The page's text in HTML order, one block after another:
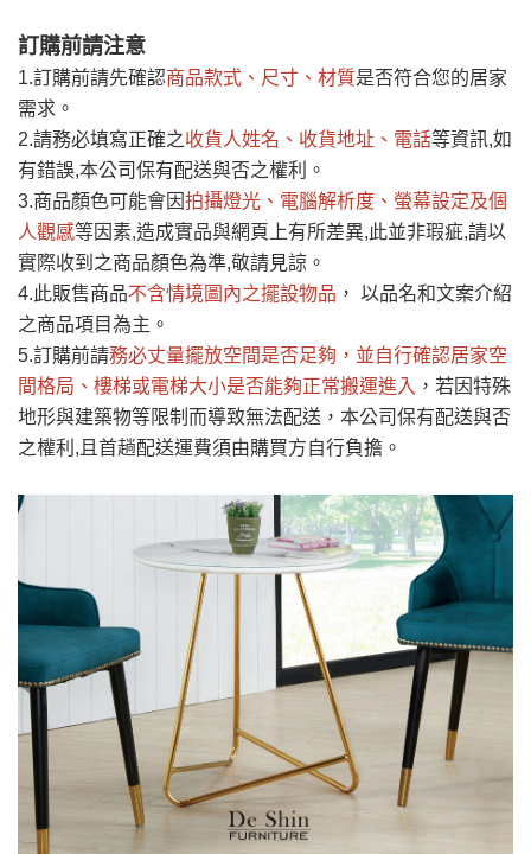
訂購前請注意
1.訂購前請先確認商品款式、尺寸、材質是否符合您的居家
需求。
2.請務必填寫正確之收貨人姓名、收貨地址、電話等資訊,如
有錯誤,本公司保有配送與否之權利。
3.商品顏色可能會因拍攝燈光、電腦解析度、螢幕設定及個
人觀感等因素,造成實品與網頁上有所差異,此並非瑕疵,請以
實際收到之商品顏色為準,敬請見諒。
4.此販售商品不含情境圖內之擺設物品 ， 以品名和文案介紹
之商品項目為主。
5.訂購前請務必丈量擺放空間是否足夠 ，並自行確認居家空
間格局、 樓梯或電梯大小是否能夠正常搬運進入 ，若因特殊
地形與建築物等限制而導致無法配送，本公司保有配送與否
之權利,且首趟配送運費須由購買方自行負擔。
運 費 說 明
運送地區 運送費用
偏遠地區
（請先線上詢問 LINE
→@dershin ）
桃園
免 運
費
＊A108產品另收運費
復興鄉
新竹
峨眉鄉、五峰鄉、
橫山、北埔鄉、尖
石鄉、寶山鄉山
區、新埔山區、芎
里
無
新北
雙溪、貢寮、烏
來、平溪、九份、
石門、林口 下福
里、新店山區、三
峽山區、石碇、坪
林、福隆、淡水山
注意事項：
由於品項繁多，網頁無法及時更新，如有需
Line客服」來信確認商品是否有「現貨」與
「金額」。
若商品價格或庫存有異常，商家有權取消訂
單。部分網路商品恕無法更改原設計或客製，敬請
見諒！
接單後二日內(不含例假日)，我們客服會與您
電話聯絡或E-Mail通知確認訂單。
（線上客服 LINE → @dershin）
下單前先詢問是否現貨，若未詢問下單後無
（洽詢方式請搜尋 Line ID → @dershin）
運送範圍：限定北至基隆，南至苗栗，偏遠
地區恕無法提供運送 (詳見運送規章)。
配送範圍：
苗栗至基隆；其它地區暫不開放，如因特殊
地型限制(山區、鄉、鎮、村)、樓梯太小、無
法搬運上樓等因素，導致無法配送， 本公司
保有出貨的權利。
保護物流人員的工作安全，賣家無提供吊掛
服務，若需以吊車或其他的吊掛方式吊運，
0/5 (0)筆
全部 依評論高至低排列
依評論低至高排列 只顯示附上圖片
只顯示附上評論